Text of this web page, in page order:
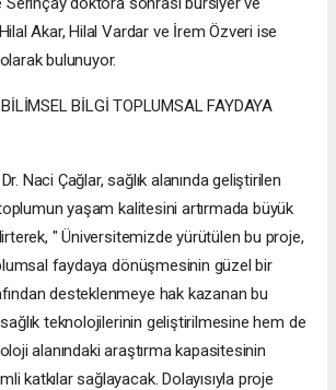
Akar, Hilal Vardar ve İrem Özveri ise
bulunuyor.
BİLGİ TOPLUMSAL FAYDAYA
Naci Çağlar, sağlık alanında geliştirilen
yaşam kalitesini artırmada büyük
" Üniversitemizde yürütülen bu proje,
faydaya dönüşmesinin güzel bir
desteklenmeye hak kazanan bu
teknolojilerinin geliştirilmesine hem de
alanındaki araştırma kapasitesinin
katkılar sağlayacak. Dolayısıyla proje